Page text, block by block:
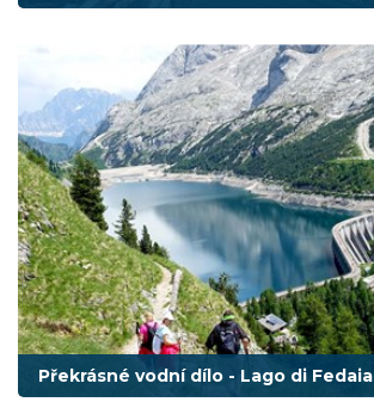
Překrásné vodní dílo - Lago di Fedaia